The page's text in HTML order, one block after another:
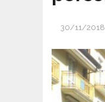
30/11/2018